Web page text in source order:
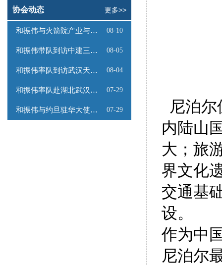
协会动态 更多>>
和振伟与火箭院产业与国际部负责人会谈 08-10
和振伟带队到访中建三局数字工程有限公司 08-05
和振伟率队到访武汉天源集团 08-04
和振伟率队赴湖北武汉调研 07-29
和振伟与约旦驻华大使会谈 07-29
尼泊
内陆山
大；旅
界文化
交通基
设。
作为中
尼泊尔